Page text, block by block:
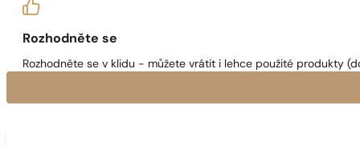
Rozhodněte se
Rozhodněte se v klidu - můžete vrátit i lehce použité produkty